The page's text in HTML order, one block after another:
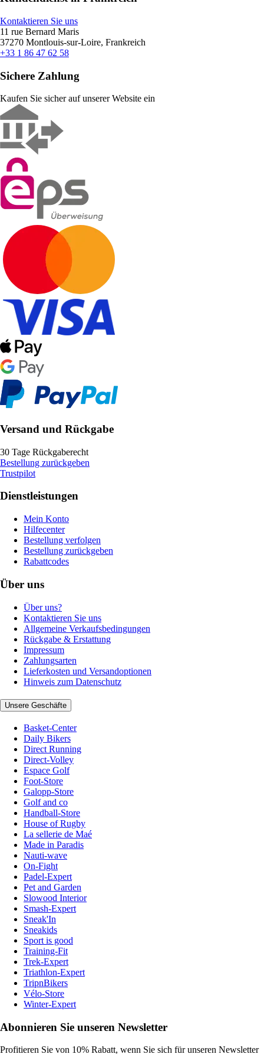
Kontaktieren Sie uns
11 rue Bernard Maris
37270 Montlouis-sur-Loire, Frankreich
+33 1 86 47 62 58
Sichere Zahlung
Kaufen Sie sicher auf unserer Website ein
Versand und Rückgabe
30 Tage Rückgaberecht
Bestellung zurückgeben
Trustpilot
Dienstleistungen
Mein Konto
Hilfecenter
Bestellung verfolgen
Bestellung zurückgeben
Rabattcodes
Über uns
Über uns?
Kontaktieren Sie uns
Allgemeine Verkaufsbedingungen
Rückgabe & Erstattung
Impressum
Zahlungsarten
Lieferkosten und Versandoptionen
Hinweis zum Datenschutz
Unsere Geschäfte
Basket-Center
Daily Bikers
Direct Running
Direct-Volley
Espace Golf
Foot-Store
Galopp-Store
Golf and co
Handball-Store
House of Rugby
La sellerie de Maé
Made in Paradis
Nauti-wave
On-Fight
Padel-Expert
Pet and Garden
Slowood Interior
Smash-Expert
Sneak'In
Sneakids
Sport is good
Training-Fit
Trek-Expert
Triathlon-Expert
TripnBikers
Vélo-Store
Winter-Expert
Abonnieren Sie unseren Newsletter
Profitieren Sie von 10% Rabatt, wenn Sie sich für unseren Newsletter